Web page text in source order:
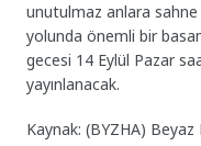
unutulmaz anlara
yolunda önemli bir
gecesi 14 Eylül Pazar
yayınlanacak.
Kaynak: (BYZHA) Beyaz